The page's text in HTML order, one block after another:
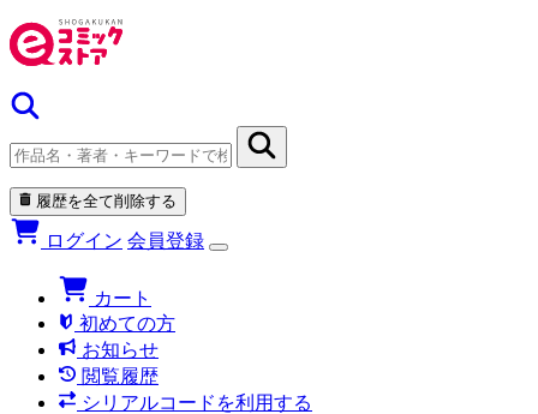
履歴を全て削除する
ログイン 会員登録
カート
初めての方
お知らせ
閲覧履歴
シリアルコードを利用する